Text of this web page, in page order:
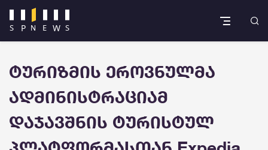
ტურიზმის ეროვნულმა
ადმინისტრაციამ
დაჯავშნის ტურისტულ